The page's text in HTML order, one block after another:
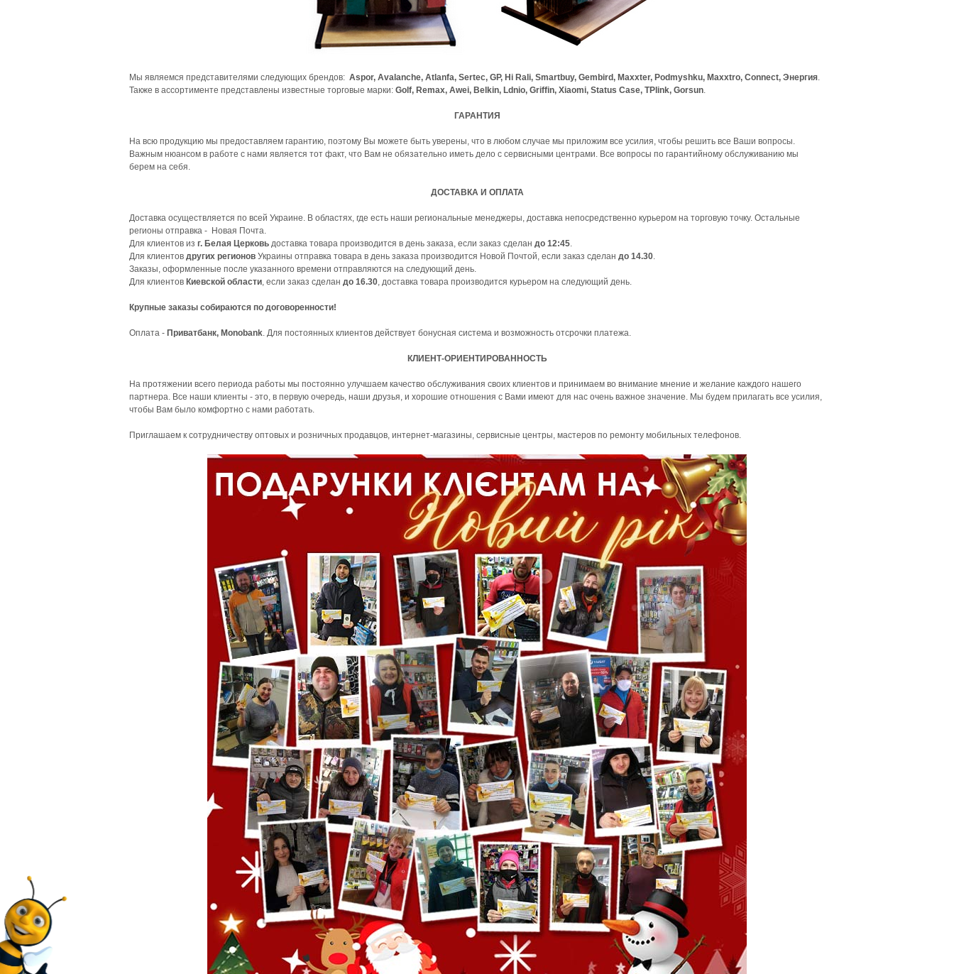
Мы являемся представителями следующих брендов: Aspor, Avalanche, Atlanfa, Sertec, GP, Hi Rali, Smartbuy, Gembird, Maxxter, Podmyshku, Maxxtro, Connect, Энергия
Также в ассортименте представлены известные торговые марки: Golf, Remax, Awei, Belkin, Ldnio, Griffin, Xiaomi, Status Case, TPlink, Gorsun
ГАРАНТИЯ
На всю продукцию мы предоставляем гарантию, поэтому Вы можете быть уверены, что в любом случае мы приложим все усилия, чтобы решить все Ваши вопросы.
Важным нюансом в работе с нами является тот факт, что Вам не обязательно иметь дело с сервисными центрами. Все вопросы по гарантийному обслуживанию мы
берем на себя.
ДОСТАВКА И ОПЛАТА
Доставка осуществляется по всей Украине. В областях, где есть наши региональные менеджеры, доставка непосредственно курьером на торговую точку. Остальные
регионы отправка - Новая Почта.
Для клиентов из г. Белая Церковь доставка товара производится в день заказа, если заказ сделан до 12:45
Для клиентов других регионов Украины отправка товара в день заказа производится Новой Почтой, если заказ сделан до 14.30
Заказы, оформленные после указанного времени отправляются на следующий день.
Для клиентов Киевской области , если заказ сделан до 16.30 , доставка товара производится курьером на следующий день.
Крупные заказы собираются по договоренности!
Оплата - Приватбанк, Monobank . Для постоянных клиентов действует бонусная система и возможность отсрочки платежа.
КЛИЕНТ-ОРИЕНТИРОВАННОСТЬ
На протяжении всего периода работы мы постоянно улучшаем качество обслуживания своих клиентов и принимаем во внимание мнение и желание каждого нашего
партнера. Все наши клиенты - это, в первую очередь, наши друзья, и хорошие отношения с Вами имеют для нас очень важное значение. Мы будем прилагать все усилия,
чтобы Вам было комфортно с нами работать.
Приглашаем к сотрудничеству оптовых и розничных продавцов, интернет-магазины, сервисные центры, мастеров по ремонту мобильных телефонов.